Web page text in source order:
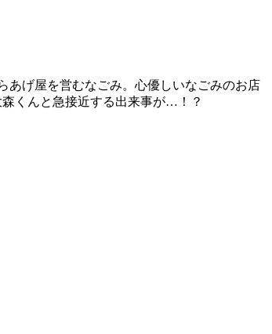
げ屋を営むなごみ。心優しいなごみのお店
くんと急接近する出来事が…！？